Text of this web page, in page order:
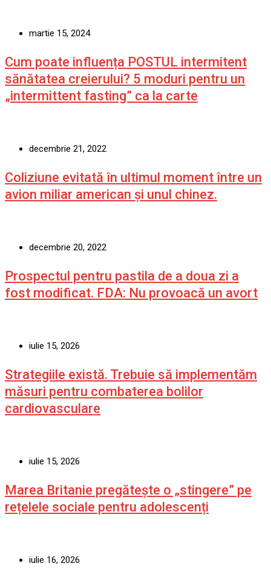
martie 15, 2024
Cum poate influența POSTUL intermitent
sănătatea creierului? 5 moduri pentru un
„intermittent fasting” ca la carte
decembrie 21, 2022
Coliziune evitată în ultimul moment între un
avion miliar american şi unul chinez.
decembrie 20, 2022
Prospectul pentru pastila de a doua zi a
fost modificat. FDA: Nu provoacă un avort
iulie 15, 2026
Strategiile există. Trebuie să implementăm
măsuri pentru combaterea bolilor
cardiovasculare
iulie 15, 2026
Marea Britanie pregătește o „stingere” pe
rețelele sociale pentru adolescenți
iulie 16, 2026